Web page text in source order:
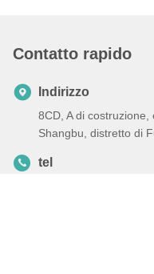
Contatto rapido
Indirizzo
8CD, A di costruzione,
Shangbu, distretto di
tel